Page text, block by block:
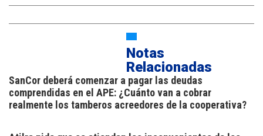
Notas
Relacionadas
SanCor deberá comenzar a pagar las deudas
comprendidas en el APE: ¿Cuánto van a cobrar
realmente los tamberos acreedores de la cooperativa?